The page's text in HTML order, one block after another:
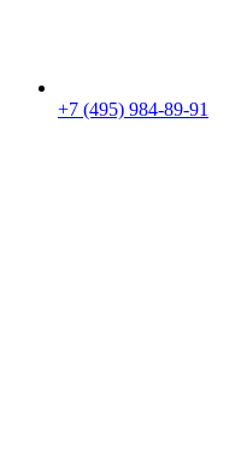
+7 (495) 984-89-91